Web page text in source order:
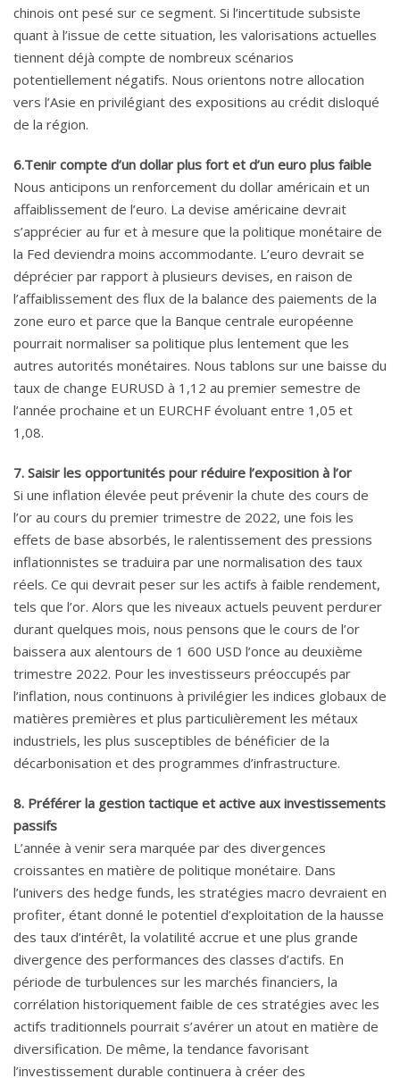
chinois ont pesé sur ce segment. Si l’incertitude subsiste
quant à l’issue de cette situation, les valorisations actuelles
tiennent déjà compte de nombreux scénarios
potentiellement négatifs. Nous orientons notre allocation
vers l’Asie en privilégiant des expositions au crédit disloqué
de la région.
6.Tenir compte d’un dollar plus fort et d’un euro plus faible
Nous anticipons un renforcement du dollar américain et un
affaiblissement de l’euro. La devise américaine devrait
s’apprécier au fur et à mesure que la politique monétaire de
la Fed deviendra moins accommodante. L’euro devrait se
déprécier par rapport à plusieurs devises, en raison de
l’affaiblissement des flux de la balance des paiements de la
zone euro et parce que la Banque centrale européenne
pourrait normaliser sa politique plus lentement que les
autres autorités monétaires. Nous tablons sur une baisse du
taux de change EURUSD à 1,12 au premier semestre de
l’année prochaine et un EURCHF évoluant entre 1,05 et
1,08.
7. Saisir les opportunités pour réduire l’exposition à l’or
Si une inflation élevée peut prévenir la chute des cours de
l’or au cours du premier trimestre de 2022, une fois les
effets de base absorbés, le ralentissement des pressions
inflationnistes se traduira par une normalisation des taux
réels. Ce qui devrait peser sur les actifs à faible rendement,
tels que l’or. Alors que les niveaux actuels peuvent perdurer
durant quelques mois, nous pensons que le cours de l’or
baissera aux alentours de 1 600 USD l’once au deuxième
trimestre 2022. Pour les investisseurs préoccupés par
l’inflation, nous continuons à privilégier les indices globaux de
matières premières et plus particulièrement les métaux
industriels, les plus susceptibles de bénéficier de la
décarbonisation et des programmes d’infrastructure.
8. Préférer la gestion tactique et active aux investissements
passifs
L’année à venir sera marquée par des divergences
croissantes en matière de politique monétaire. Dans
l’univers des hedge funds, les stratégies macro devraient en
profiter, étant donné le potentiel d’exploitation de la hausse
des taux d’intérêt, la volatilité accrue et une plus grande
divergence des performances des classes d’actifs. En
période de turbulences sur les marchés financiers, la
corrélation historiquement faible de ces stratégies avec les
actifs traditionnels pourrait s’avérer un atout en matière de
diversification. De même, la tendance favorisant
l’investissement durable continuera à créer des